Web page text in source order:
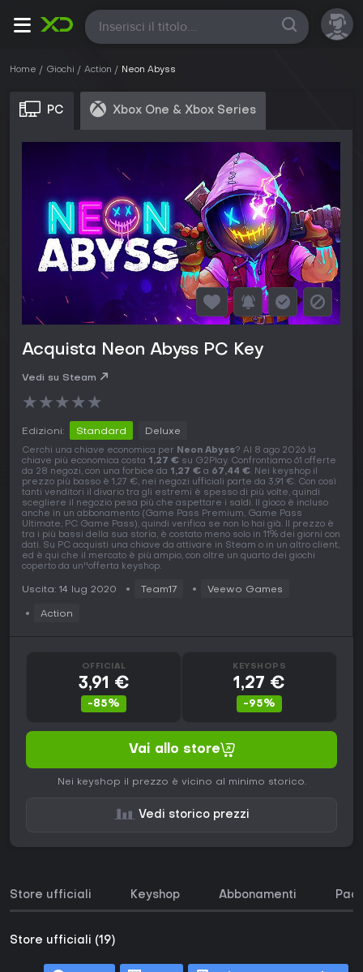
Tutte
Home Giochi Action Neon Abyss
PC Xbox One & Xbox Series
Acquista Neon Abyss PC Key
Vedi su Steam
★★★★★
Edizioni: Standard Deluxe
Cerchi una chiave economica per Neon Abyss? Al 8 ago 2026 la
chiave più economica costa 1,27 € su G2Play. Confrontiamo 61 offerte
da 28 negozi, con una forbice da 1,27 € a 67,44 €. Nei keyshop il
prezzo più basso è 1,27 €, nei negozi ufficiali parte da 3,91 €. Con così
tanti venditori il divario tra gli estremi è spesso di più volte, quindi
scegliere il negozio pesa più che aspettare i saldi. Il gioco è incluso
anche in un abbonamento (Game Pass Premium, Game Pass
Ultimate, PC Game Pass), quindi verifica se non lo hai già. Il prezzo è
tra i più bassi della sua storia, è costato meno solo in 11% dei giorni con
dati. Su PC acquisti una chiave da attivare in Steam o in un altro client,
ed è qui che il mercato è più ampio, con oltre un quarto dei giochi
coperto da un''offerta keyshop.
Uscita: 14 lug 2020 Team17 Veewo Games
Action
OFFICIAL
3,91 €
-85%
KEYSHOPS
1,27 €
-95%
Vai allo store
Nei keyshop il prezzo è vicino al minimo storico.
Vedi storico prezzi
Store ufficiali Keyshop Abbonamenti
Store ufficiali (19)